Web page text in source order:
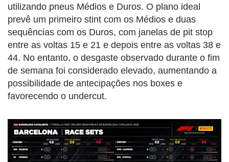
utilizando pneus Médios e Duros. O plano ideal
prevê um primeiro stint com os Médios e duas
sequências com os Duros, com janelas de pit stop
entre as voltas 15 e 21 e depois entre as voltas 38 e
44. No entanto, o desgaste observado durante o fim
de semana foi considerado elevado, aumentando a
possibilidade de antecipações nos boxes e
favorecendo o undercut.